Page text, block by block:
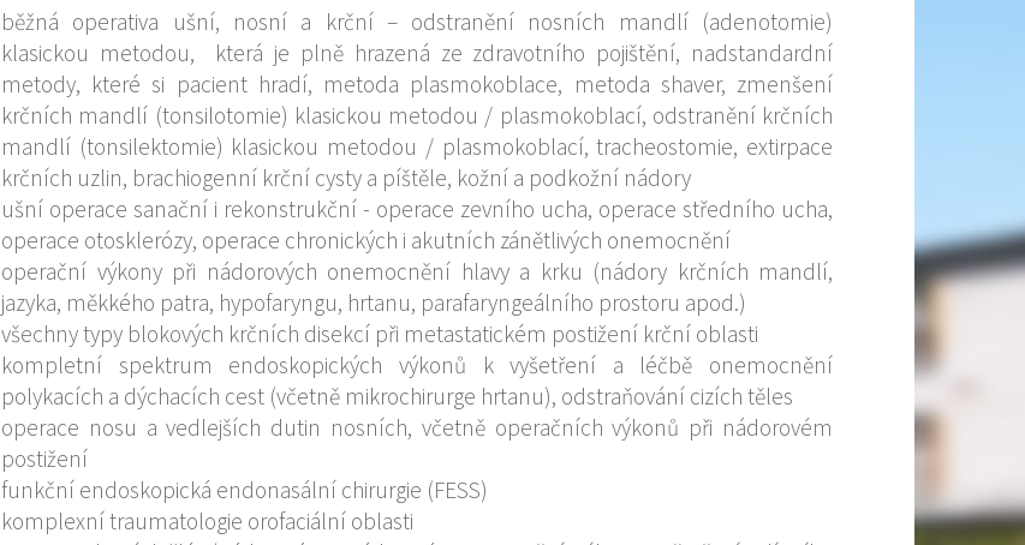
běžná operativa ušní, nosní a krční – odstranění nosních mandlí (adenotomie)
klasickou metodou, která je plně hrazená ze zdravotního pojištění, nadstandardní
metody, které si pacient hradí, metoda plasmokoblace, metoda shaver, zmenšení
krčních mandlí (tonsilotomie) klasickou metodou / plasmokoblací, odstranění krčních
mandlí (tonsilektomie) klasickou metodou / plasmokoblací, tracheostomie, extirpace
krčních uzlin, brachiogenní krční cysty a píštěle, kožní a podkožní nádory
ušní operace sanační i rekonstrukční - operace zevního ucha, operace středního ucha,
operace otosklerózy, operace chronických i akutních zánětlivých onemocnění
operační výkony při nádorových onemocnění hlavy a krku (nádory krčních mandlí,
jazyka, měkkého patra, hypofaryngu, hrtanu, parafaryngeálního prostoru apod.)
všechny typy blokových krčních disekcí při metastatickém postižení krční oblasti
kompletní spektrum endoskopických výkonů k vyšetření a léčbě onemocnění
polykacích a dýchacích cest (včetně mikrochirurge hrtanu), odstraňování cizích těles
operace nosu a vedlejších dutin nosních, včetně operačních výkonů při nádorovém
postižení
funkční endoskopická endonasální chirurgie (FESS)
komplexní traumatologie orofaciální oblasti